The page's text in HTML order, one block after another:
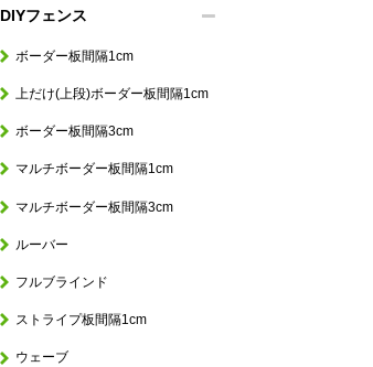
DIYフェンス
ボーダー板間隔1cm
上だけ(上段)ボーダー板間隔1cm
ボーダー板間隔3cm
マルチボーダー板間隔1cm
マルチボーダー板間隔3cm
ルーバー
フルブラインド
ストライプ板間隔1cm
ウェーブ